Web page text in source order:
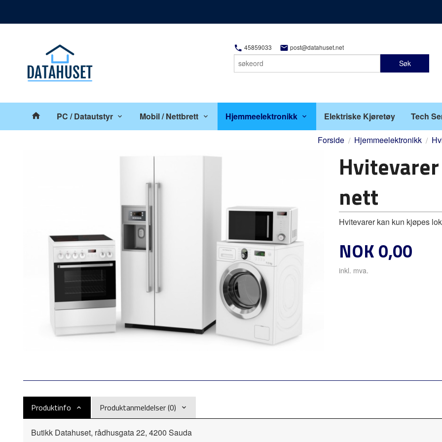
45859033 post@datahuset.net
Søk
Produkter
PC / Datautstyr Mobil / Nettbrett Hjemmeelektronikk Elektriske Kjøretøy Tech
Forside Hjemmeelektronikk
nett
Hvitevarer kan kun kjøpes
Pris
NOK0,00
inkl. mva.
Produktinfo Produktanmeldelser (0)
Butikk Datahuset, rådhusgata 22, 4200 Sauda